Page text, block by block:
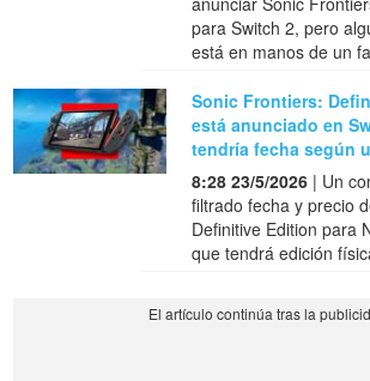
para Switch 2, pero
está en manos de un
Sonic Frontiers:
está anunciado en
tendría fecha según
8:28 23/5/2026 | Un
filtrado fecha y precio
Definitive Edition para
que tendrá edición